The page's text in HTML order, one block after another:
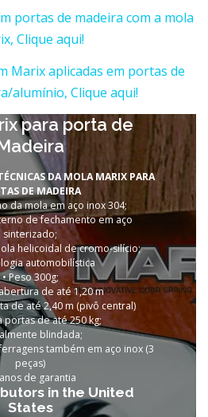
portas de madeira com a mola
Clique aqui!
Marix aplicadas em portas de
alumínio, Clique aqui!
para porta de
DA MOLA MARIX PARA
DE MADEIRA
da mola em aço inox 304;
de fechamento em aço
sinterizado;
helicoidal de cromo-silício;
automobilística
• Peso 300g;
de até 1,20 m
de até 2,40 m (pivô central)
portas deaté 250 kg;
blindada;
também em aço inox (3
peças)
de garantia
in the United
States